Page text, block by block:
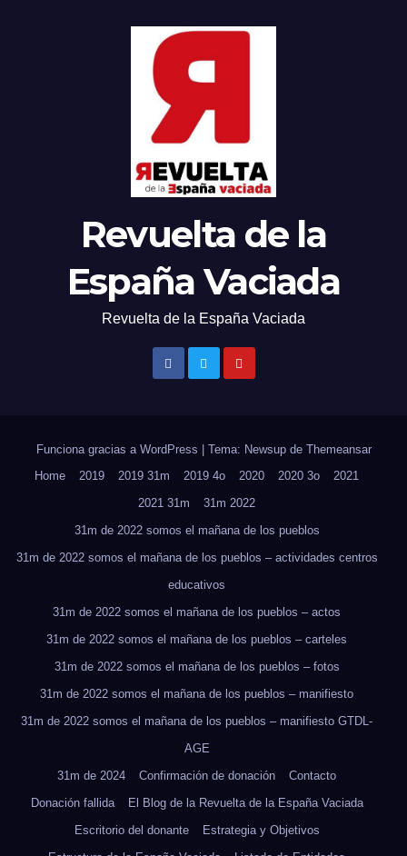
Revuelta de la
España Vaciada
Revuelta de la España Vaciada
Funciona gracias a WordPress | Tema: Newsup de Themeansar
Home
2019 2019 31m 2019 4o 2020 2020 3o
2021
2021 31m
31m 2022
31m de 2022 somos el mañana de los pueblos
31m de 2022 somos el mañana de los pueblos – actividades centros
educativos
31m de 2022 somos el mañana de los pueblos – actos
31m de 2022 somos el mañana de los pueblos – carteles
31m de 2022 somos el mañana de los pueblos – fotos
31m de 2022 somos el mañana de los pueblos – manifiesto
31m de 2022 somos el mañana de los pueblos – manifiesto GTDL-
AGE
31m de 2024
Confirmación de donación
Contacto
Donación fallida
El Blog de la Revuelta de la España Vaciada
Escritorio del donante
Estrategia y Objetivos